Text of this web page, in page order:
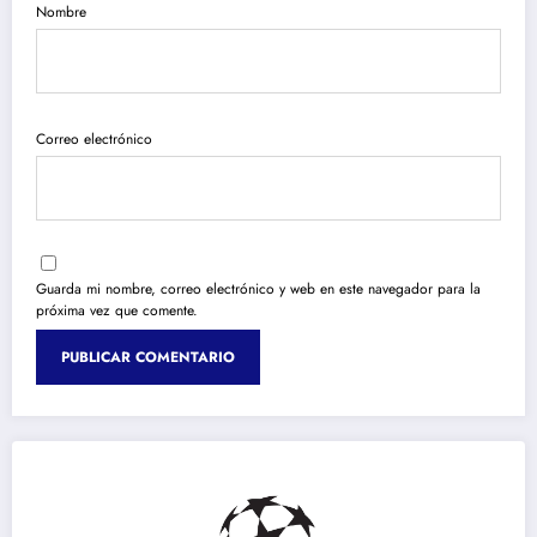
Nombre
Correo electrónico
Guarda mi nombre, correo electrónico y web en este navegador para la
próxima vez que comente.